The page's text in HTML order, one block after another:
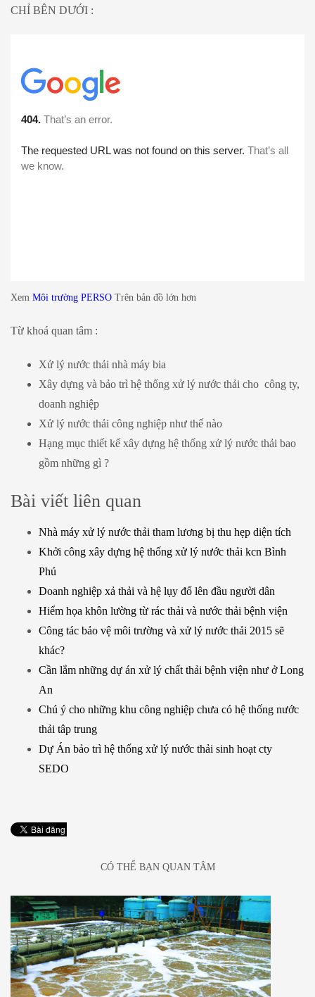
CHỈ BÊN DƯỚI :
Xem Môi trường PERSO Trên bản đồ lớn hơn
Từ khoá quan tâm :
Xử lý nước thải nhà máy bia
Xây dựng và bảo trì hệ thống xử lý nước thải cho công ty,
doanh nghiệp
Xử lý nước thải công nghiệp như thế nào
Hạng mục thiết kế xây dựng hệ thống xử lý nước thải bao
gồm những gì ?
Bài viết liên quan
Nhà máy xử lý nước thải tham lương bị thu hẹp diện tích
Khởi công xây dựng hệ thống xử lý nước thải kcn Bình
Phú
Doanh nghiệp xả thải và hệ lụy đổ lên đầu người dân
Hiểm họa khôn lường từ rác thải và nước thải bệnh viện
Công tác bảo vệ môi trường và xử lý nước thải 2015 sẽ
khác?
Cần lắm những dự án xử lý chất thải bệnh viện như ở Long
An
Chú ý cho những khu công nghiệp chưa có hệ thống nước
thải tâp trung
Dự Án bảo trì hệ thống xử lý nước thải sinh hoạt cty
SEDO
CÓ THỂ BẠN QUAN TÂM